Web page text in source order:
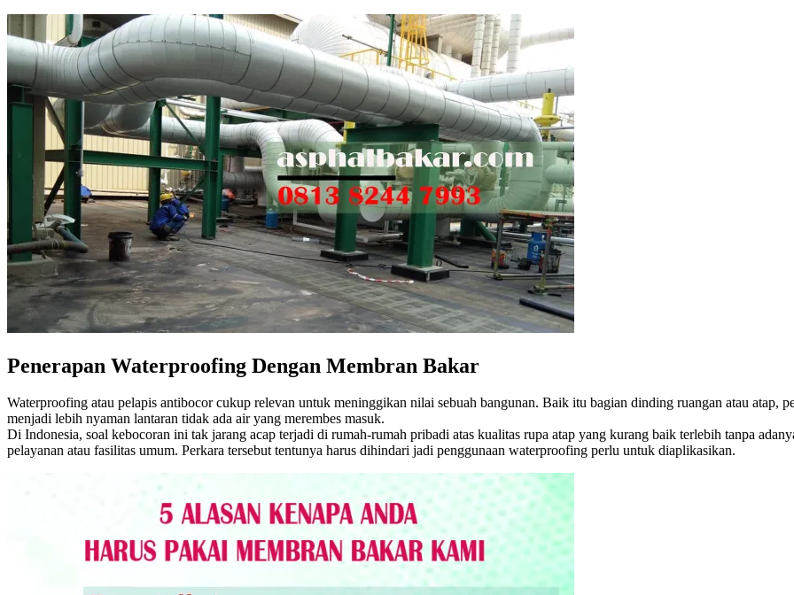
Penerapan Waterproofing Dengan Membran Bakar
Waterproofing atau pelapis antibocor cukup relevan untuk meninggikan nilai sebuah bangunan. Baik itu bagian dinding ruangan atau atap,
menjadi lebih nyaman lantaran tidak ada air yang merembes masuk.
Di Indonesia, soal kebocoran ini tak jarang acap terjadi di rumah-rumah pribadi atas kualitas rupa atap yang kurang baik terlebih tanpa
pelayanan atau fasilitas umum. Perkara tersebut tentunya harus dihindari jadi penggunaan waterproofing perlu untuk diaplikasikan.